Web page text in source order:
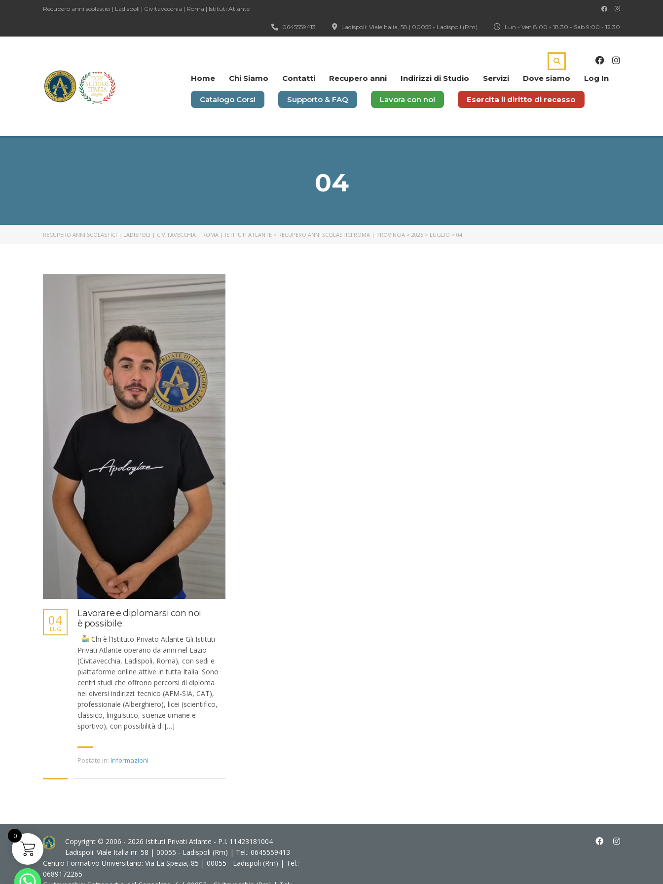
Recupero anni scolastici | Ladispoli | Civitavecchia | Roma | Istituti Atlante
Lun - Ven 8.00 - 18.30 - Sab 9:00 - 12.30
Ladispoli: Viale Italia, 58 | 00055 - Ladispoli (Rm)
0645559413
Home Chi Siamo Contatti Recupero anni Indirizzi di Studio Servizi Dove siamo Log In
Catalogo Corsi Supporto & FAQ Lavora con noi Esercita il diritto di recesso
04
RECUPERO ANNI SCOLASTICI | LADISPOLI | CIVITAVECCHIA | ROMA | ISTITUTI ATLANTE > RECUPERO ANNI SCOLASTICI ROMA | PROVINCIA > 2025 > LUGLIO > 04
Lavorare e diplomarsi con noi
è possibile.
04
LUG
Chi è l’Istituto Privato Atlante Gli Istituti
Privati Atlante operano da anni nel Lazio
(Civitavecchia, Ladispoli, Roma), con sedi e
piattaforme online attive in tutta Italia. Sono
centri studi che offrono percorsi di diploma
nei diversi indirizzi: tecnico (AFM‑SIA, CAT),
professionale (Alberghiero), licei (scientifico,
classico, linguistico, scienze umane e
sportivo), con possibilità di […]
Postato in: Informazioni
Copyright © 2006 - 2026 Istituti Privati Atlante - P.I. 11423181004
Ladispoli: Viale Italia nr. 58 | 00055 - Ladispoli (Rm) | Tel.: 0645559413
Centro Formativo Universitario: Via La Spezia, 85 | 00055 - Ladispoli (Rm) | Tel.:
0689172265
0